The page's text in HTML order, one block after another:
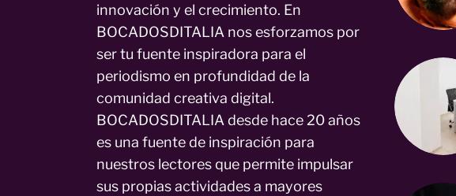
innovación y el crecimiento. En
BOCADOSDITALIA nos esforzamos por
ser tu fuente inspiradora para el
periodismo en profundidad de la
comunidad creativa digital.
BOCADOSDITALIA desde hace 20 años
es una fuente de inspiración para
nuestros lectores que permite impulsar
sus propias actividades a mayores